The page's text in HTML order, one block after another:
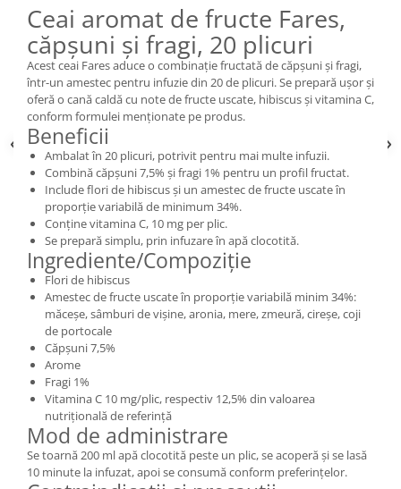
Ceai aromat de fructe Fares,
căpșuni și fragi, 20 plicuri
Acest ceai Fares aduce o combinație fructată de căpșuni și fragi,
într-un amestec pentru infuzie din 20 de plicuri. Se prepară ușor și
oferă o cană caldă cu note de fructe uscate, hibiscus și vitamina C,
conform formulei menționate pe produs.
Beneficii
Ambalat în 20 plicuri, potrivit pentru mai multe infuzii.
Combină căpșuni 7,5% și fragi 1% pentru un profil fructat.
Include flori de hibiscus și un amestec de fructe uscate în
proporție variabilă de minimum 34%.
Conține vitamina C, 10 mg per plic.
Se prepară simplu, prin infuzare în apă clocotită.
Ingrediente/Compoziție
Flori de hibiscus
Amestec de fructe uscate în proporție variabilă minim 34%:
măceșe, sâmburi de vișine, aronia, mere, zmeură, cireșe, coji
de portocale
Căpșuni 7,5%
Arome
Fragi 1%
Vitamina C 10 mg/plic, respectiv 12,5% din valoarea
nutrițională de referință
Mod de administrare
Se toarnă 200 ml apă clocotită peste un plic, se acoperă și se lasă
10 minute la infuzat, apoi se consumă conform preferințelor.